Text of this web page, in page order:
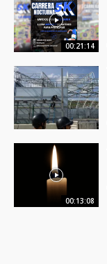
00:21:14
00:13:08